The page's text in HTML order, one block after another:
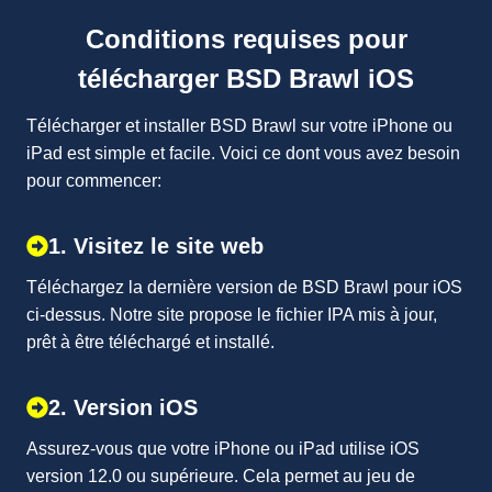
Conditions requises pour
télécharger BSD Brawl iOS
Télécharger et installer BSD Brawl sur votre iPhone ou
iPad est simple et facile. Voici ce dont vous avez besoin
pour commencer:
1. Visitez le site web
Téléchargez la dernière version de BSD Brawl pour iOS
ci-dessus. Notre site propose le fichier IPA mis à jour,
prêt à être téléchargé et installé.
2. Version iOS
Assurez-vous que votre iPhone ou iPad utilise iOS
version 12.0 ou supérieure. Cela permet au jeu de